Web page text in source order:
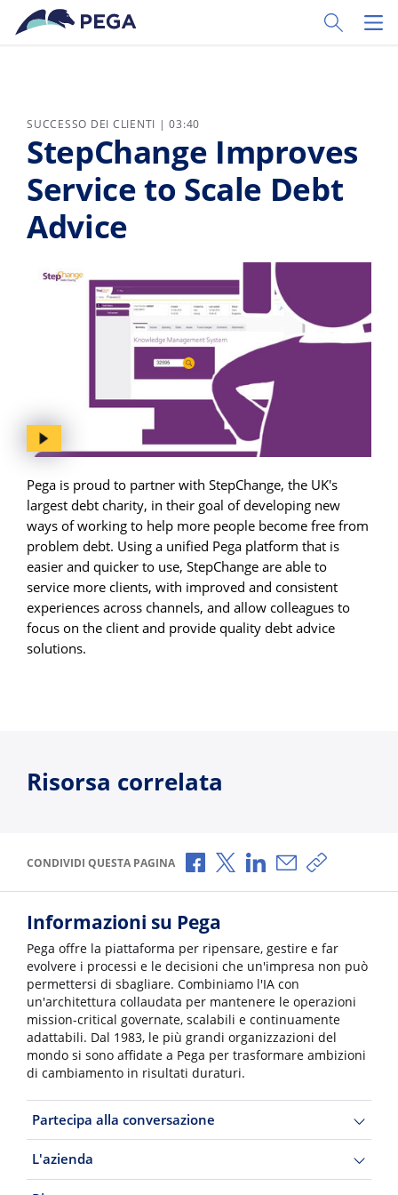
Vai direttamente al contenuto principale
Toggle
SUCCESSO DEI CLIENTI | 03:40
StepChange Improves
Service to Scale Debt
Advice
Pega is proud to partner with StepChange, the UK's
largest debt charity, in their goal of developing new
ways of working to help more people become free from
problem debt. Using a unified Pega platform that is
easier and quicker to use, StepChange are able to
service more clients, with improved and consistent
experiences across channels, and allow colleagues to
focus on the client and provide quality debt advice
solutions.
Risorsa correlata
CONDIVIDI QUESTA PAGINA Condividi via Facebook
Condividi via X
Condividi via
Condividi via e-
Copia link
Informazioni su Pega
Pega offre la piattaforma per ripensare, gestire e far
evolvere i processi e le decisioni che un'impresa non può
permettersi di sbagliare. Combiniamo l'IA con
un'architettura collaudata per mantenere le operazioni
mission-critical governate, scalabili e continuamente
adattabili. Dal 1983, le più grandi organizzazioni del
mondo si sono affidate a Pega per trasformare ambizioni
di cambiamento in risultati duraturi.
Partecipa alla conversazione
L'azienda